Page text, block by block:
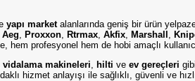
yapı marketalanlarında geniş bir ürün
Aeg, Proxxon, Rtrmax, Akfix, Marshall ,
hem profesyonel hem de hobi amaçlı
vidalama makineleri hilti ve ev gereçleri
hizmet anlayışı ile sağlıklı, güvenli ve